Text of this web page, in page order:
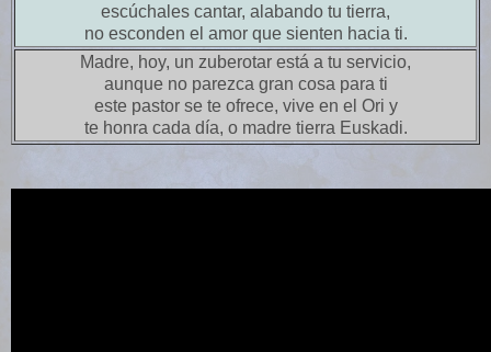
escúchales cantar, alabando tu tierra,
no esconden el amor que sienten hacia ti.
Madre, hoy, un zuberotar está a tu servicio,
aunque no parezca gran cosa para ti
este pastor se te ofrece, vive en el Ori y
te honra cada día, o madre tierra Euskadi.